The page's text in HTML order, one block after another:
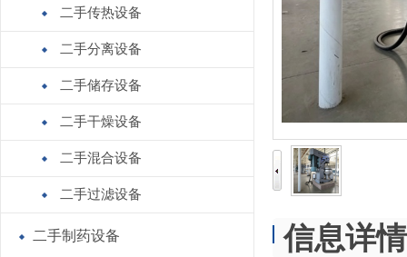
二手传热设备
二手分离设备
二手储存设备
二手干燥设备
二手混合设备
二手过滤设备
二手制药设备 信息详情